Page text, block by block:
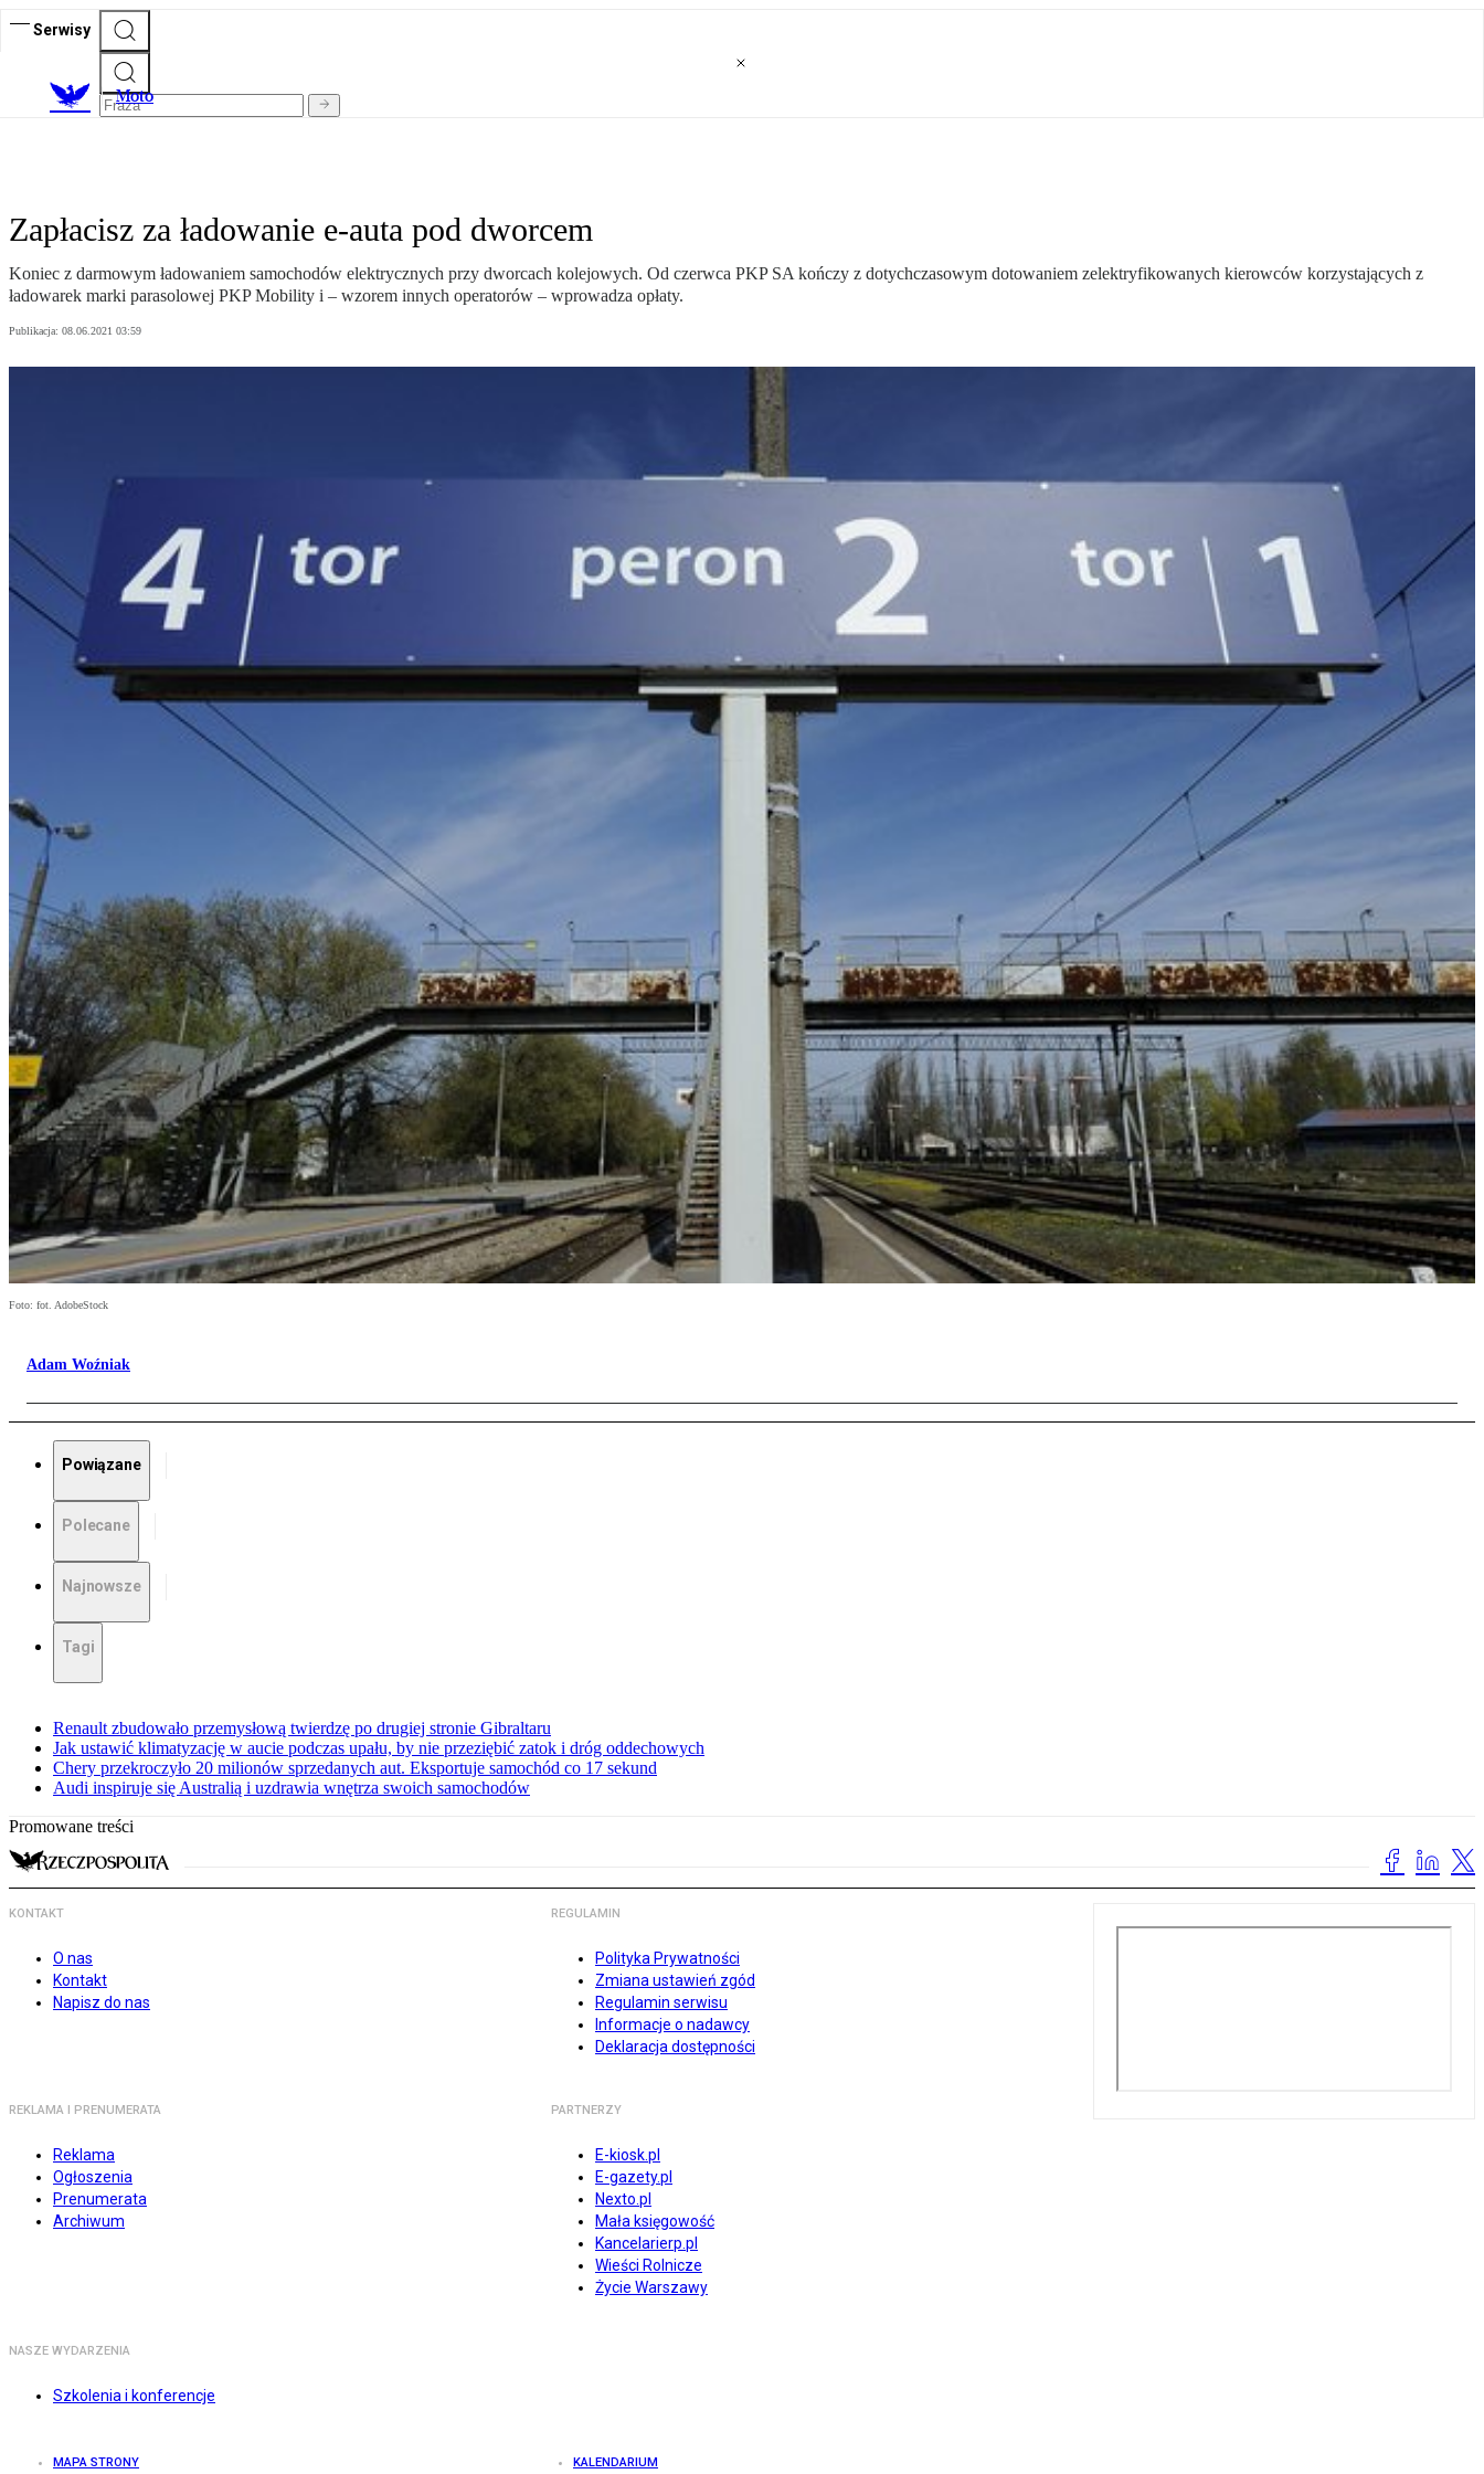
Serwisy
Moto
Zapłacisz za ładowanie e-auta pod dworcem
Koniec z darmowym ładowaniem samochodów elektrycznych przy dworcach kolejowych. Od czerwca PKP SA kończy z dotychczasowym dotowaniem zelektryfikowanych kierowców korzystających z
ładowarek marki parasolowej PKP Mobility i – wzorem innych operatorów – wprowadza opłaty.
Publikacja: 08.06.2021 03:59
Foto: fot. AdobeStock
Adam Woźniak
Powiązane
Polecane
Najnowsze
Tagi
Renault zbudowało przemysłową twierdzę po drugiej stronie Gibraltaru
Jak ustawić klimatyzację w aucie podczas upału, by nie przeziębić zatok i dróg oddechowych
Chery przekroczyło 20 milionów sprzedanych aut. Eksportuje samochód co 17 sekund
Audi inspiruje się Australią i uzdrawia wnętrza swoich samochodów
Promowane treści
KONTAKT
O nas
Kontakt
Napisz do nas
REGULAMIN
Polityka Prywatności
Zmiana ustawień zgód
Regulamin serwisu
Informacje o nadawcy
Deklaracja dostępności
REKLAMA I PRENUMERATA
Reklama
Ogłoszenia
Prenumerata
Archiwum
PARTNERZY
E-kiosk.pl
E-gazety.pl
Nexto.pl
Mała księgowość
Kancelarierp.pl
Wieści Rolnicze
Życie Warszawy
NASZE WYDARZENIA
Szkolenia i konferencje
MAPA STRONY KALENDARIUM